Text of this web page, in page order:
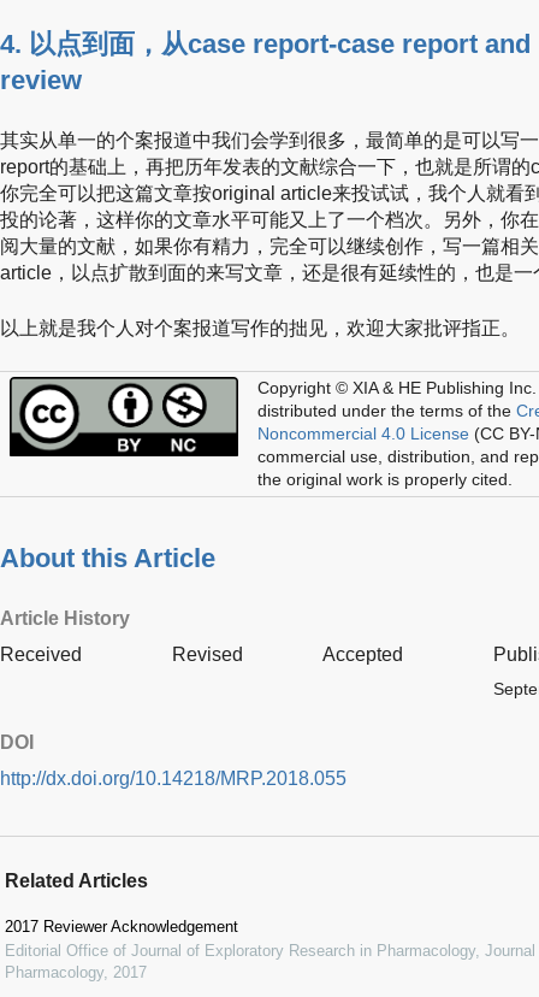
4. 以点到面，从case report-case report
review
其实从单一的个案报道中我们会学到很多，最简单的是可以写
report的基础上，再把历年发表的文献综合一下，也就是所谓
你完全可以把这篇文章按original article来投试试，我个人就看
投的论著，这样你的文章水平可能又上了一个档次。另外，你
阅大量的文献，如果你有精力，完全可以继续创作，写一篇相
article，以点扩散到面的来写文章，还是很有延续性的，也是
以上就是我个人对个案报道写作的拙见，欢迎大家批评指正。
Copyright © XIA & HE Publishing Inc.
distributed under the terms of the
Noncommercial 4.0 License (CC
commercial use, distribution, and
the original work is properly cited.
About this Article
Article History
Received
Revised Accepted
DOI
http://dx.doi.org/10.14218/MRP.2018.055
Related Articles
2017 Reviewer Acknowledgement
Editorial Office of Journal of Exploratory Research in Pharmacology,
Pharmacology, 2017